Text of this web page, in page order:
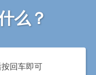
么？
回车即可